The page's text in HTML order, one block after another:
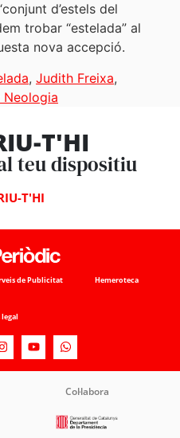
d’estels del
trobar “estelada” al
nova accepció.
, Judith Freixa,
T'HI
teu dispositiu
T'HI
de Publicitat Hemeroteca
legal
Col·labora